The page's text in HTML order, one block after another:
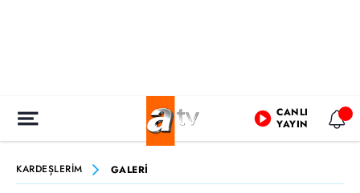
CANLI
YAYIN
KARDEŞLERİM GALERİ